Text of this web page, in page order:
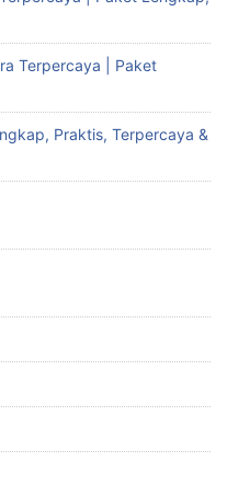
Terpercaya | Paket
Praktis, Terpercaya &